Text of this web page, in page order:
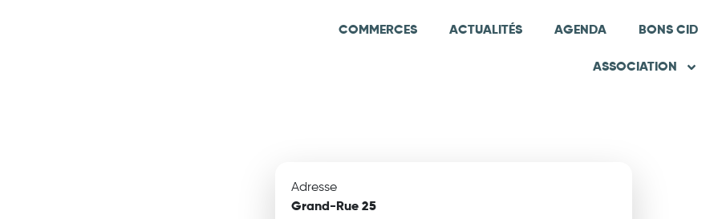
COMMERCES ACTUALITÉS AGENDA BONS CID
ASSOCIATION
Adresse
Grand-Rue 25